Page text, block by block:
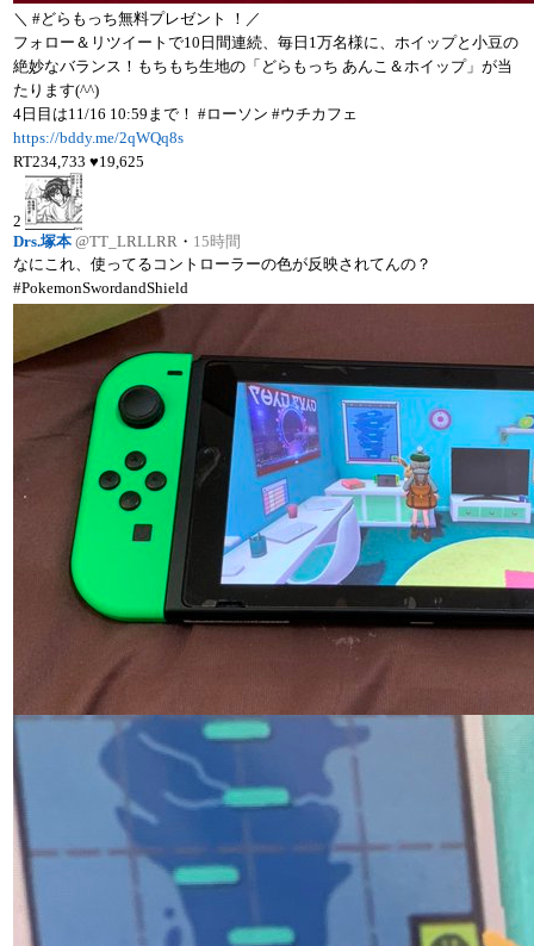
＼ #どらもっち無料プレゼント ！／
フォロー＆リツイートで10日間連続、毎日1万名様に、ホイップと小豆の
絶妙なバランス！もちもち生地の「どらもっち あんこ＆ホイップ」が当
たります(^^)
4日目は11/16 10:59まで！ #ローソン #ウチカフェ
https://bddy.me/2qWQq8s
RT234,733♥19,625
2
Drs.塚本 @TT_LRLLRR ・ 15時間
なにこれ、使ってるコントローラーの色が反映されてんの？
#PokemonSwordandShield